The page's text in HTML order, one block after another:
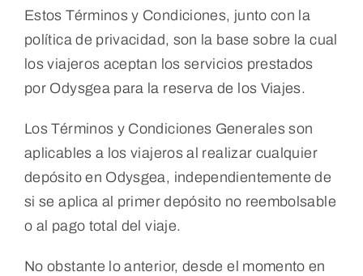
Formas De Viajar
España
Estos Términos y Condiciones, junto con la
política de privacidad, son la base sobre la cual
los viajeros aceptan los servicios prestados
por Odysgea para la reserva de los Viajes.
Los Términos y Condiciones Generales son
aplicables a los viajeros al realizar cualquier
depósito en Odysgea, independientemente de
si se aplica al primer depósito no reembolsable
o al pago total del viaje.
No obstante lo anterior, desde el momento en